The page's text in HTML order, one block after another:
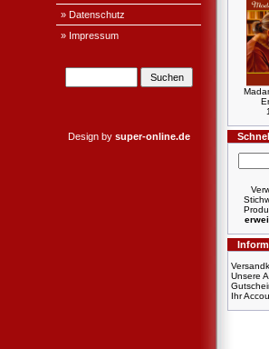
» Datenschutz
» Impressum
Design by super-online.de
Unsere
Ihr